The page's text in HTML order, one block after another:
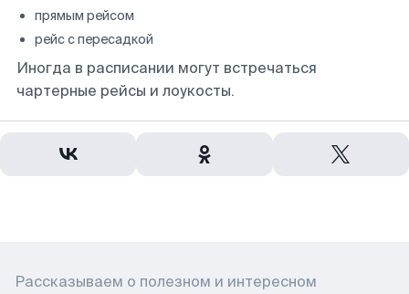
прямым рейсом
рейс с пересадкой
Иногда в расписании могут встречаться
чартерные рейсы и лоукосты.
Рассказываем о полезном и интересном